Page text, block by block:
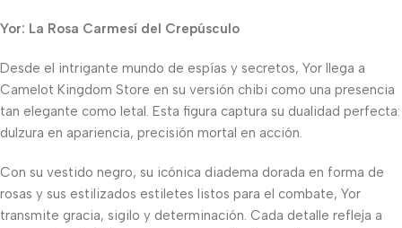
Yor: La Rosa Carmesí del Crepúsculo
Desde el intrigante mundo de espías y secretos, Yor llega a
Camelot Kingdom Store en su versión chibi como una presencia
tan elegante como letal. Esta figura captura su dualidad perfecta:
dulzura en apariencia, precisión mortal en acción.
Con su vestido negro, su icónica diadema dorada en forma de
rosas y sus estilizados estiletes listos para el combate, Yor
transmite gracia, sigilo y determinación. Cada detalle refleja a